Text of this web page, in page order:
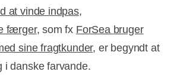
at vinde indpas,
færger, som fx ForSea bruger
sine fragtkunder, er begyndt at
i danske farvande.